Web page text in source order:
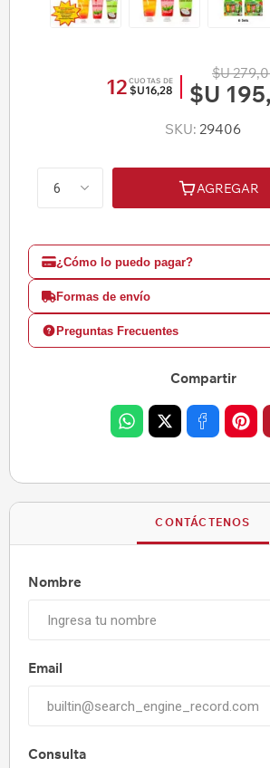
12 CUOTAS DE
$U16,28
$U
$U
SKU: 29406
AGREGAR
¿Cómo lo puedo pagar?
Formas de envío
Preguntas Frecuentes
Compartir
CONTÁCTENOS
Nombre
Email
Consulta